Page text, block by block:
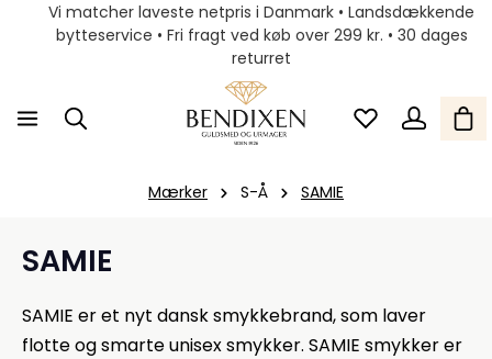
Vi matcher laveste netpris i Danmark • Landsdækkende
bytteservice • Fri fragt ved køb over 299 kr. • 30 dages
returret
Mærker S-Å SAMIE
SAMIE
SAMIE er et nyt dansk smykkebrand, som laver
flotte og smarte unisex smykker. SAMIE smykker er